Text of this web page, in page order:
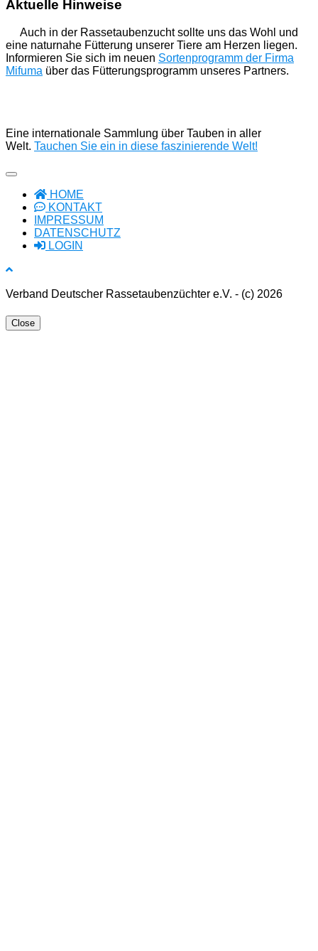
Aktuelle Hinweise
Auch in der Rassetaubenzucht sollte uns das Wohl und
eine naturnahe Fütterung unserer Tiere am Herzen liegen.
Informieren Sie sich im neuen Sortenprogramm der Firma
Mifuma über das Fütterungsprogramm unseres Partners.
Eine internationale Sammlung über Tauben in aller
Welt. Tauchen Sie ein in diese faszinierende Welt!
HOME
KONTAKT
IMPRESSUM
DATENSCHUTZ
LOGIN
Verband Deutscher Rassetaubenzüchter e.V. - (c) 2026
Close